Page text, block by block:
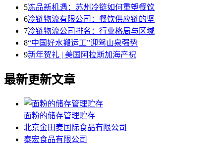
5冻品新机遇：苏州冷链如何重塑餐饮
6冷链物流有限公司：餐饮供应链的坚
7冷链物流公司排名：行业格局与区域
8“中国好水搬运工”迎驾山泉强势
9新年贺礼 | 美国阿拉斯加海产祝
最新更新文章
面粉的储存管理贮存
北京金田麦国际食品有限公司
泰宏食品有限公司